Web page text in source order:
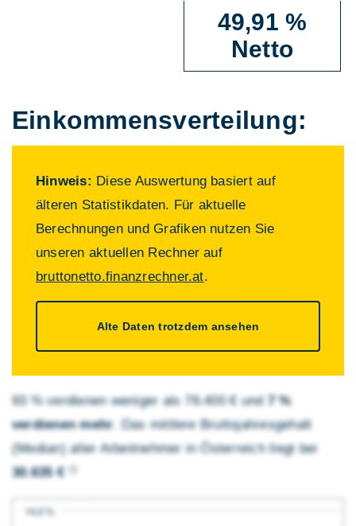
49,91 %
Netto
Einkommens­verteilung:
Hinweis: Diese Auswertung basiert auf
älteren Statistikdaten. Für aktuelle
Berechnungen und Grafiken nutzen Sie
unseren aktuellen Rechner auf
bruttonetto.finanzrechner.at.
Alte Daten trotzdem ansehen
93 % verdienen weniger als 78.400 € und 7 %
verdienen mehr . Das mittlere Brutto­jahres­gehalt
(Median) aller Arbeitnehmer in Österreich liegt bei
30.635 €